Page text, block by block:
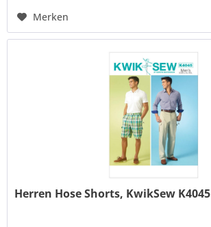
Merken
Herren Hose Shorts, KwikSew K4045